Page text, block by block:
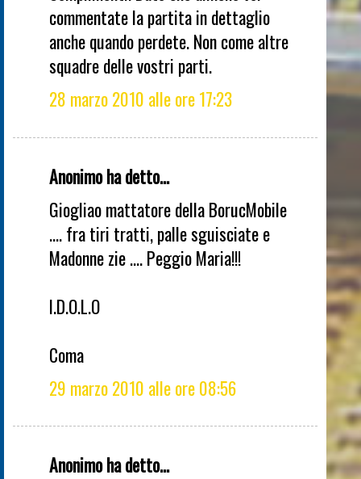
commentate la partita in dettaglio
anche quando perdete. Non come altre
squadre delle vostri parti.
28 marzo 2010 alle ore 17:23
Anonimo ha detto...
Giogliao mattatore della BorucMobile
.... fra tiri tratti, palle sguisciate e
Madonne zie .... Peggio Maria!!!
I.D.O.L.O
Coma
29 marzo 2010 alle ore 08:56
Anonimo ha detto...